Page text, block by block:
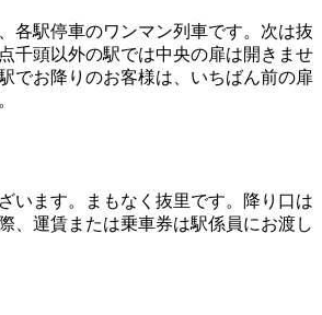
各駅停車のワンマン列車です。次は抜
千頭以外の駅では中央の扉は開きませ
でお降りのお客様は、いちばん前の扉
います。まもなく抜里です。降り口は
、運賃または乗車券は駅係員にお渡し